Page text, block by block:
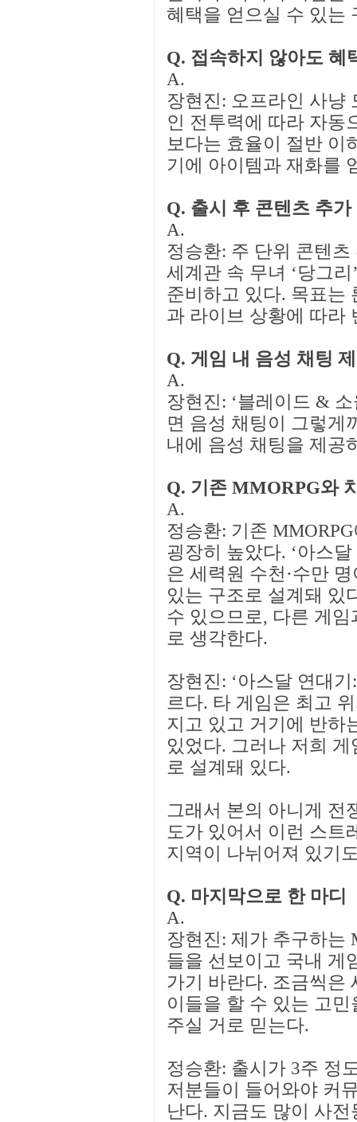
혜택을 얻으실 수 있는
Q. 접속하지 않아도 혜
A.
장현진: 오프라인 사냥
인 전투력에 따라 자동
보다는 효율이 절반 이
기에 아이템과 재화를
Q. 출시 후 콘텐츠 추가
A.
정승환: 주 단위 콘텐
세계관 속 무녀 ‘당그
준비하고 있다. 목표는
과 라이브 상황에 따라
Q. 게임 내 음성 채팅
A.
장현진: ‘블레이드 &
면 음성 채팅이 그렇게
내에 음성 채팅을 제공
Q. 기존 MMORPG와
A.
정승환: 기존
굉장히 높았다. ‘아스
은 세력원 수천·수만
있는 구조로 설계돼 있
수 있으므로, 다른 게
로 생각한다.
장현진: ‘아스달 연대
르다. 타 게임은 최고
지고 있고 거기에 반하
있었다. 그러나 저희
로 설계돼 있다.
그래서 본의 아니게 전
도가 있어서 이런 스트
지역이 나뉘어져 있기
Q. 마지막으로 한 마디
A.
장현진: 제가 추구하는
들을 선보이고 국내 게
가기 바란다. 조금씩은
이들을 할 수 있는 고
주실 거로 믿는다.
정승환: 출시가 3주 정
저분들이 들어와야 커
난다. 지금도 많이 사